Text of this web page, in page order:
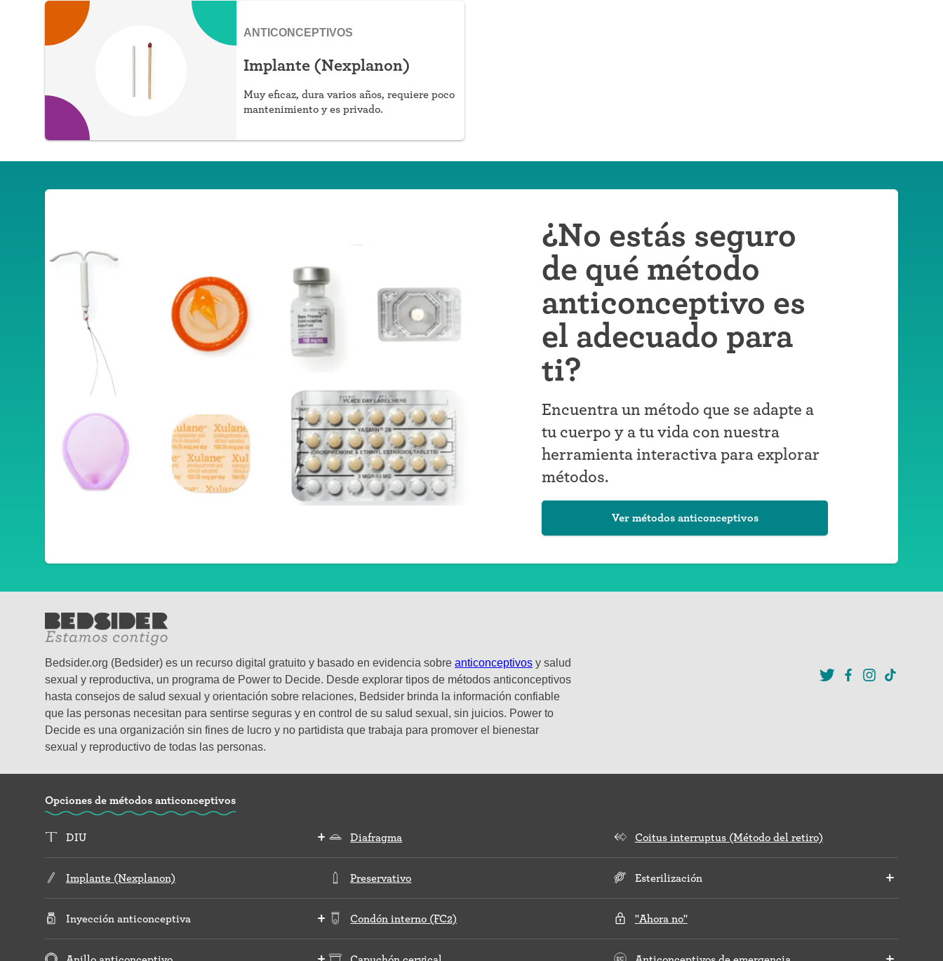
ANTICONCEPTIVOS
Implante (Nexplanon)
Muy eficaz, dura varios años, requiere poco
mantenimiento y es privado.
¿No estás seguro
de qué método
anticonceptivo es
el adecuado para
ti?
Encuentra un método que se adapte a
tu cuerpo y a tu vida con nuestra
herramienta interactiva para explorar
métodos.
Ver métodos anticonceptivos
Bedsider.org (Bedsider) es un recurso digital gratuito y basado en evidencia sobre anticonceptivos y salud
sexual y reproductiva, un programa de Power to Decide. Desde explorar tipos de métodos anticonceptivos
hasta consejos de salud sexual y orientación sobre relaciones, Bedsider brinda la información confiable
que las personas necesitan para sentirse seguras y en control de su salud sexual, sin juicios. Power to
Decide es una organización sin fines de lucro y no partidista que trabaja para promover el bienestar
sexual y reproductivo de todas las personas.
Opciones de métodos anticonceptivos
DIU
Implante (Nexplanon)
Inyección anticonceptiva
Diafragma
Preservativo
Condón interno (FC2)
Coitus interruptus (Método del retiro)
Esterilización
"Ahora no"